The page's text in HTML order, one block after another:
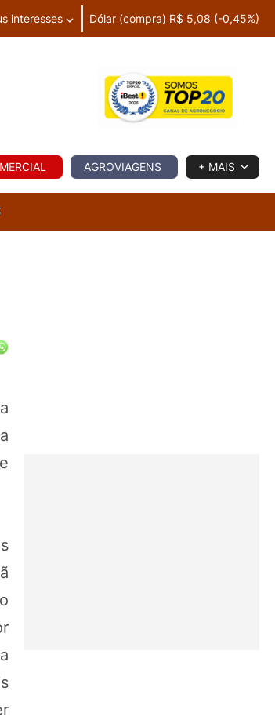
interesses Dólar (compra) R$ 5,08 (-0,45%)
AGROVIAGENS + MAIS